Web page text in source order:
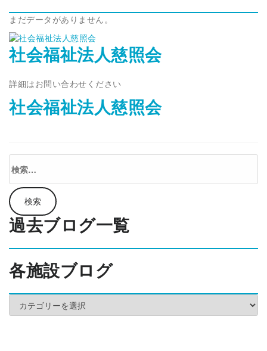
まだデータがありません。
社会福祉法人慈照会
詳細はお問い合わせください
社会福祉法人慈照会
検
索:
過去ブログ一覧
各施設ブログ
各